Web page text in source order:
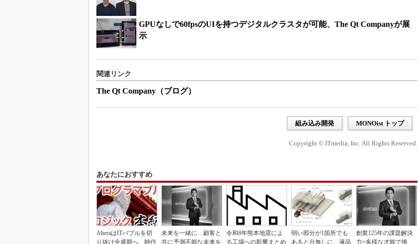
GPUなしで60fpsのUIを持つデジタルクラスタが可能、The Qt Companyが展
示
関連リンク
The Qt Company（ブログ）
組み込み開発 MONOist トップ
Copyright © ITmedia, Inc. All Rights Reserved.
あなたにおすすめ
AlteraはITバブルを切
り抜け全盛期へ、時代
未来を一緒に…顧客と
共に予測不能な未来を
令和8年熊本地震によ
る工場への影響まとめ
弱い部分が1箇所でも
あると台無しに、液晶
創業125年の課題解決
力×多様な才能で挑